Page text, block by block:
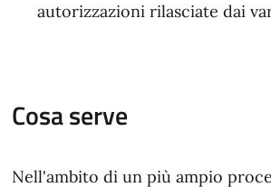
autorizzazioni rilasciate dai
Cosa serve
Nell'ambito di un più ampio